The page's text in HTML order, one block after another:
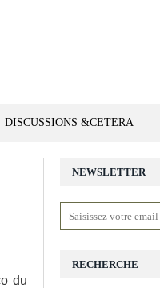
DISCUSSIONS &CETERA
du
NEWSLETTER
RECHERCHE